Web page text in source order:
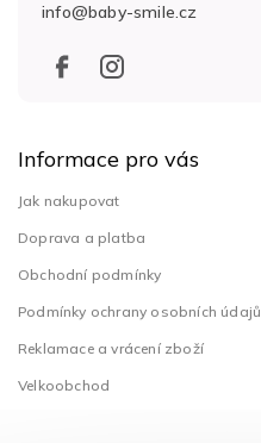
info@baby-smile.cz
Informace pro vás
Jak nakupovat
Doprava a platba
Obchodní podmínky
Podmínky ochrany osobních údajů
Reklamace a vrácení zboží
Velkoobchod